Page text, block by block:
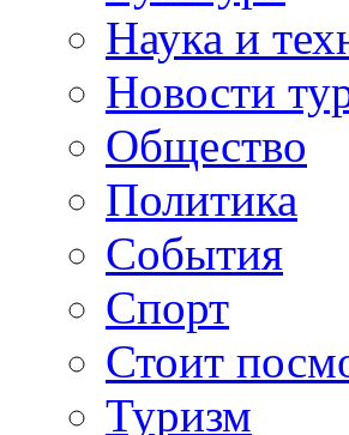
Наука и
Новости
Общество
Политика
События
Спорт
Стоит
Туризм